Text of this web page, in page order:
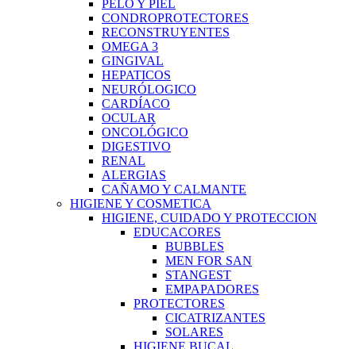
PELO Y PIEL
CONDROPROTECTORES
RECONSTRUYENTES
OMEGA 3
GINGIVAL
HEPATICOS
NEURÓLOGICO
CARDÍACO
OCULAR
ONCOLÓGICO
DIGESTIVO
RENAL
ALERGIAS
CAÑAMO Y CALMANTE
HIGIENE Y COSMETICA
HIGIENE, CUIDADO Y PROTECCION
EDUCACORES
BUBBLES
MEN FOR SAN
STANGEST
EMPAPADORES
PROTECTORES
CICATRIZANTES
SOLARES
HIGIENE BUCAL